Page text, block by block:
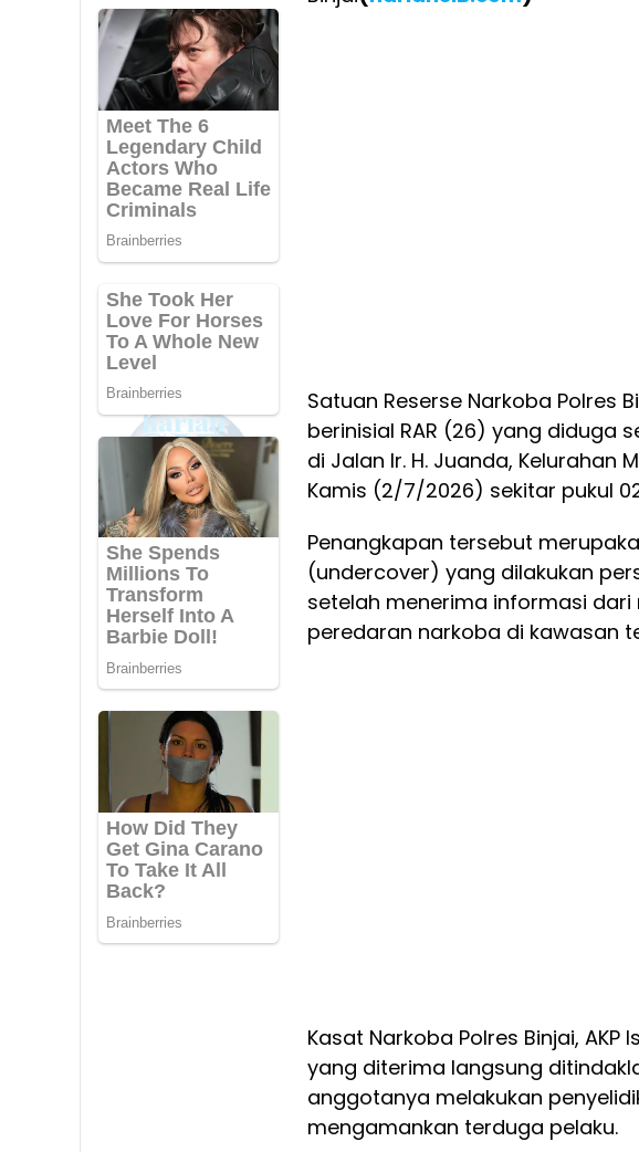
Satuan Reserse Narkoba Polres
berinisial RAR (26) yang diduga
di Jalan Ir. H. Juanda, Kelurahan
Kamis (2/7/2026) sekitar pukul
Penangkapan tersebut
(undercover) yang dilakukan
setelah menerima informasi
peredaran narkoba di kawasan
Kasat Narkoba Polres Binjai,
yang diterima langsung
anggotanya melakukan
mengamankan terduga pelaku.